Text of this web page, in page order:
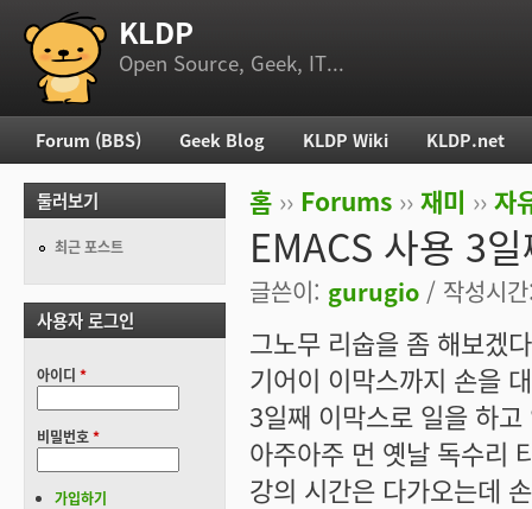
부 메뉴 KLDP
Open Source, Geek, IT...
현재 위치
홈 ›› Forums ›› 재미 ›› 자
EMACS 사용 3
글쓴이: gurugio / 작성시
그노무 리숩을 좀 해보겠
기어이 이막스까지 손을
3일째 이막스로 일을 하고
아주아주 먼 옛날 독수리
강의 시간은 다가오는데
주 메뉴
Forum (BBS) Geek Blog KLDP Wiki KLDP.net
둘러보기
최근 포스트
사용자 로그인
아이디 *
비밀번호*
가입하기